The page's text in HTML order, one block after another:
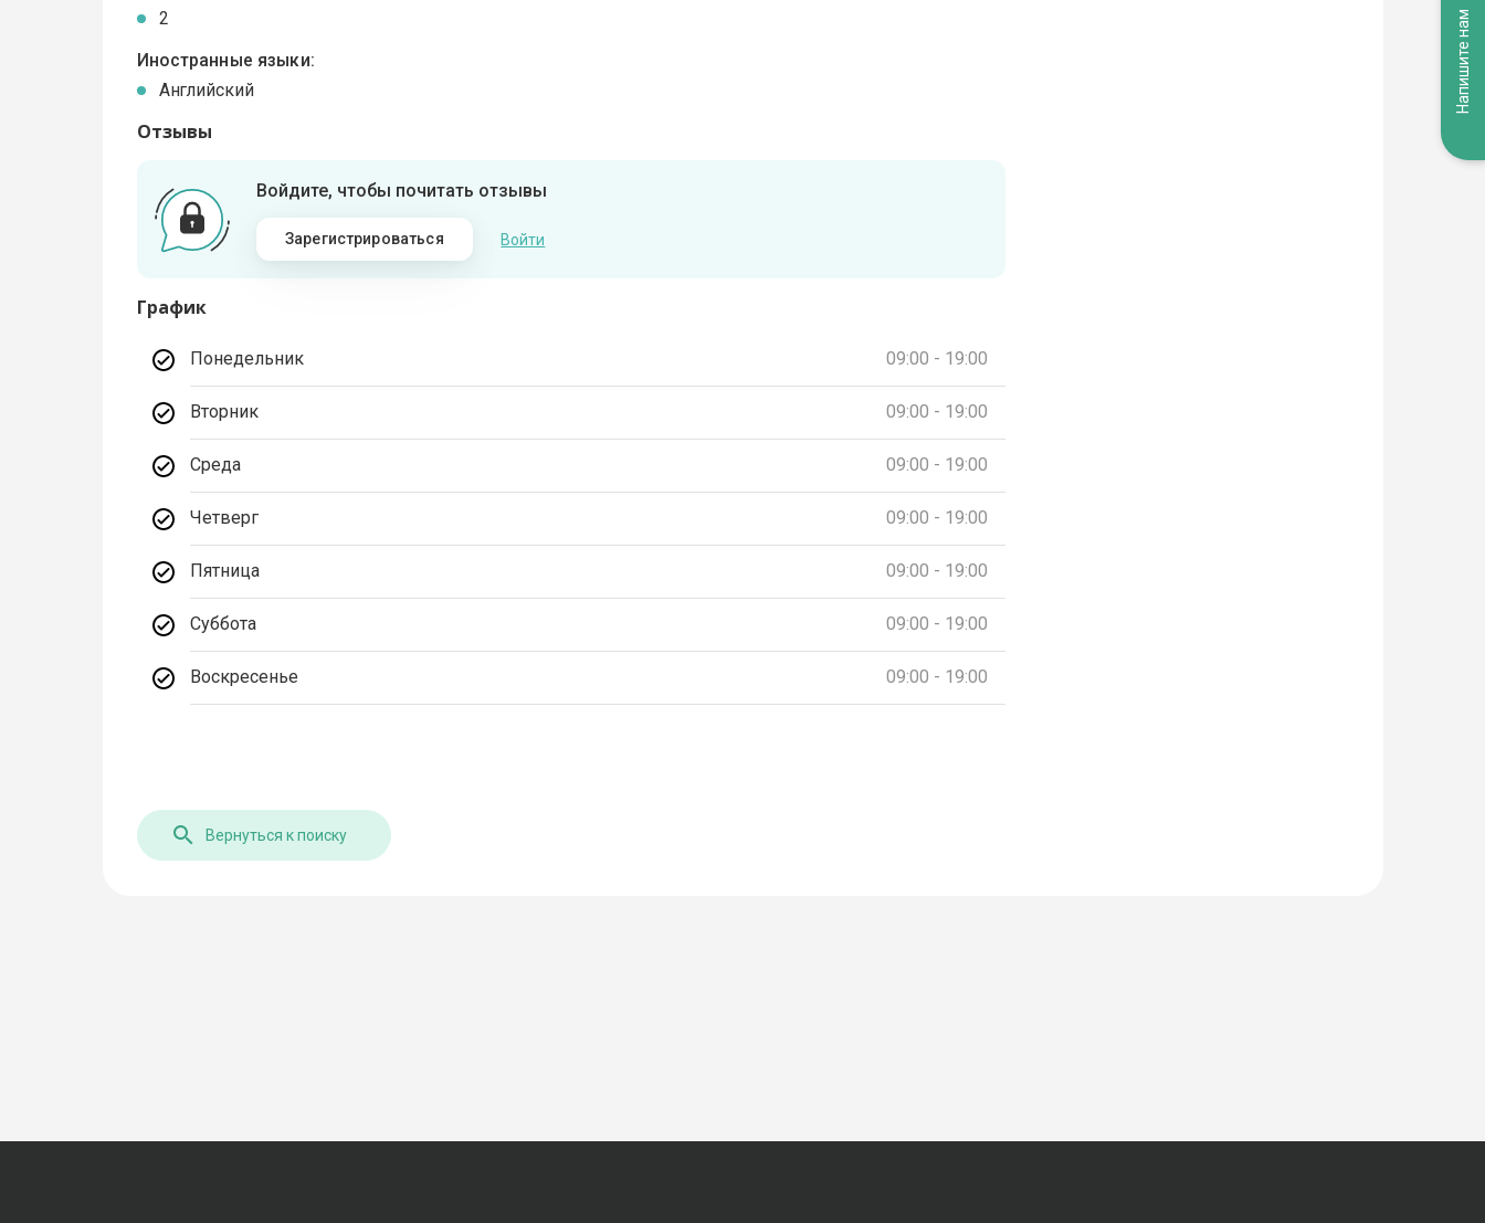
2
Иностранные языки:
Английский
Отзывы
Войдите, чтобы почитать отзывы
Зарегистрироваться Войти
График
Понедельник 09:00 - 19:00
Вторник 09:00 - 19:00
Среда 09:00 - 19:00
Четверг 09:00 - 19:00
Пятница 09:00 - 19:00
Суббота 09:00 - 19:00
Воскресенье 09:00 - 19:00
Вернуться к поиску
Напишите нам